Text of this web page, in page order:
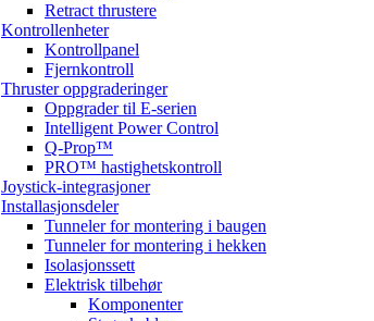
Retract thrustere
Kontrollenheter
Kontrollpanel
Fjernkontroll
Thruster oppgraderinger
Oppgrader til E-serien
Intelligent Power Control
Q-Prop™
PRO™ hastighetskontroll
Joystick-integrasjoner
Installasjonsdeler
Tunneler for montering i baugen
Tunneler for montering i hekken
Isolasjonssett
Elektrisk tilbehør
Komponenter